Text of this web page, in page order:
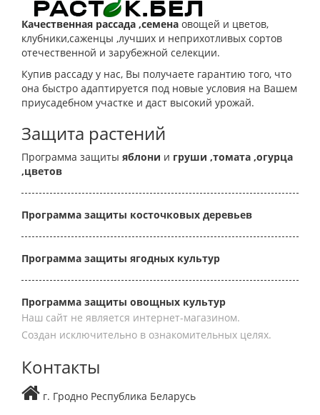
Качественная рассада ,семена овощей и цветов,
клубники,саженцы ,лучших и неприхотливых сортов
отечественной и зарубежной селекции.
Купив рассаду у нас, Вы получаете гарантию того, что
она быстро адаптируется под новые условия на Вашем
приусадебном участке и даст высокий урожай.
Защита растений
Программа защиты яблони и груши ,томата ,огурца
,цветов
Программа защиты косточковых деревьев
Программа защиты ягодных культур
Программа защиты овощных культур
Наш сайт не является интернет-магазином.
Создан исключительно в ознакомительных целях.
Контакты
г. Гродно Республика Беларусь